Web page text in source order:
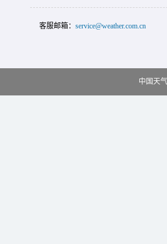
客服邮箱： service@weather.com.cn
中国天